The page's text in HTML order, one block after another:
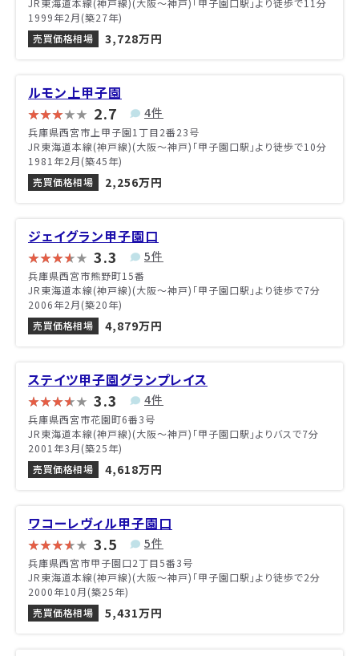
JR東海道本線(神戸線)(大阪～神戸)「甲子園口駅」より徒歩で11分
1999年2月(築27年)
売買価格相場
3,728万円
ルモン上甲子園
2.7 4件
兵庫県西宮市上甲子園1丁目2番23号
JR東海道本線(神戸線)(大阪～神戸)「甲子園口駅」より徒歩で10分
1981年2月(築45年)
売買価格相場
2,256万円
ジェイグラン甲子園口
3.3 5件
兵庫県西宮市熊野町15番
JR東海道本線(神戸線)(大阪～神戸)「甲子園口駅」より徒歩で7分
2006年2月(築20年)
売買価格相場
4,879万円
ステイツ甲子園グランプレイス
3.3 4件
兵庫県西宮市花園町6番3号
JR東海道本線(神戸線)(大阪～神戸)「甲子園口駅」よりバスで7分
2001年3月(築25年)
売買価格相場
4,618万円
ワコーレヴィル甲子園口
3.5 5件
兵庫県西宮市甲子園口2丁目5番3号
JR東海道本線(神戸線)(大阪～神戸)「甲子園口駅」より徒歩で2分
2000年10月(築25年)
売買価格相場
5,431万円